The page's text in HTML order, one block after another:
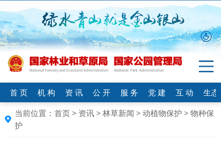
首 页 机 构 资 讯 公 开 服 务 党 建 互 动
生
当前位置： 首页> 资讯>林草新闻 >动植物保护 >物种保
护